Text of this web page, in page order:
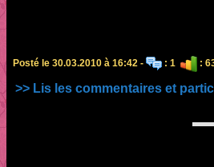
Posté le 30.03.2010 à 16:42 - : 1 :
>> Lis les commentaires et